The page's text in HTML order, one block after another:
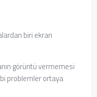
biri ekran
görüntü vermemesi
problemler ortaya